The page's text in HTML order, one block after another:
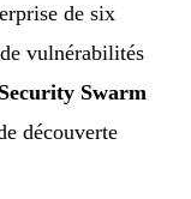
de six
vulnérabilités
Swarm
découverte